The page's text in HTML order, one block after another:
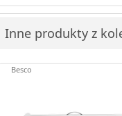
Inne produkty z
Besco